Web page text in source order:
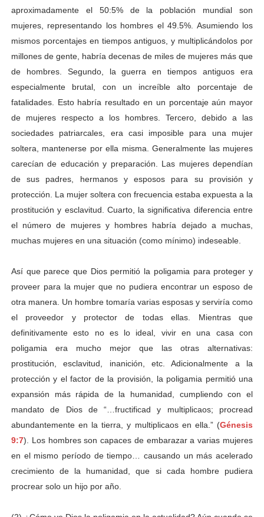
aproximadamente el 50:5% de la población mundial son
mujeres, representando los hombres el 49.5%. Asumiendo los
mismos porcentajes en tiempos antiguos, y multiplicándolos por
millones de gente, habría decenas de miles de mujeres más que
de hombres. Segundo, la guerra en tiempos antiguos era
especialmente brutal, con un increíble alto porcentaje de
fatalidades. Esto habría resultado en un porcentaje aún mayor
de mujeres respecto a los hombres. Tercero, debido a las
sociedades patriarcales, era casi imposible para una mujer
soltera, mantenerse por ella misma. Generalmente las mujeres
carecían de educación y preparación. Las mujeres dependían
de sus padres, hermanos y esposos para su provisión y
protección. La mujer soltera con frecuencia estaba expuesta a la
prostitución y esclavitud. Cuarto, la significativa diferencia entre
el número de mujeres y hombres habría dejado a muchas,
muchas mujeres en una situación (como mínimo) indeseable.
Así que parece que Dios permitió la poligamia para proteger y
proveer para la mujer que no pudiera encontrar un esposo de
otra manera. Un hombre tomaría varias esposas y serviría como
el proveedor y protector de todas ellas. Mientras que
definitivamente esto no es lo ideal, vivir en una casa con
poligamia era mucho mejor que las otras alternativas:
prostitución, esclavitud, inanición, etc. Adicionalmente a la
protección y el factor de la provisión, la poligamia permitió una
expansión más rápida de la humanidad, cumpliendo con el
mandato de Dios de “…fructificad y multiplicaos; procread
abundantemente en la tierra, y multiplicaos en ella.” (Génesis
9:7). Los hombres son capaces de embarazar a varias mujeres
en el mismo período de tiempo… causando un más acelerado
crecimiento de la humanidad, que si cada hombre pudiera
procrear solo un hijo por año.